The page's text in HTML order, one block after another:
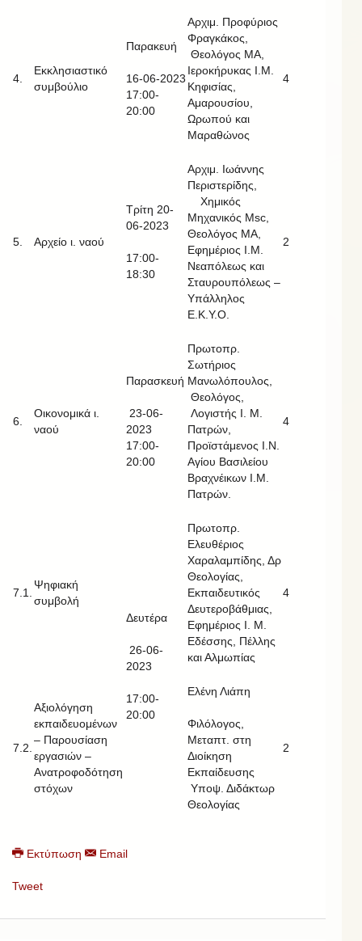
4.
Εκκλησιαστικό
συμβούλιο
Παρακευή
16-06-2023
17:00-
20:00
Αρχιμ. Προφύριος
Φραγκάκος,
Θεολόγος ΜΑ,
Ιεροκήρυκας Ι.Μ.
Κηφισίας,
Αμαρουσίου,
Ωρωπού και
Μαραθώνος
4
5. Αρχείο ι. ναού
Τρίτη 20-
06-2023
17:00-
18:30
Αρχιμ. Ιωάννης
Περιστερίδης,
Χημικός
Μηχανικός Msc,
Θεολόγος ΜΑ,
Εφημέριος Ι.Μ.
Νεαπόλεως και
Σταυρουπόλεως –
Υπάλληλος
Ε.Κ.Υ.Ο.
2
6.
Οικονομικά ι.
ναού
Παρασκευή
23-06-
2023
17:00-
20:00
Πρωτοπρ.
Σωτήριος
Μανωλόπουλος,
Θεολόγος,
Λογιστής Ι. Μ.
Πατρών,
Προϊστάμενος Ι.Ν.
Αγίου Βασιλείου
Βραχνέικων Ι.Μ.
Πατρών.
4
7.1.
Ψηφιακή
συμβολή
Δευτέρα
26-06-
2023
17:00-
20:00
Πρωτοπρ.
Ελευθέριος
Χαραλαμπίδης, Δρ
Θεολογίας,
Εκπαιδευτικός
Δευτεροβάθμιας,
Εφημέριος Ι. Μ.
Εδέσσης, Πέλλης
και Αλμωπίας
4
7.2.
Αξιολόγηση
εκπαιδευομένων
– Παρουσίαση
εργασιών –
Ανατροφοδότηση
στόχων
Ελένη Λιάπη
Φιλόλογος,
Μεταπτ. στη
Διοίκηση
Εκπαίδευσης
Υποψ. Διδάκτωρ
Θεολογίας
2
Εκτύπωση Email
Tweet